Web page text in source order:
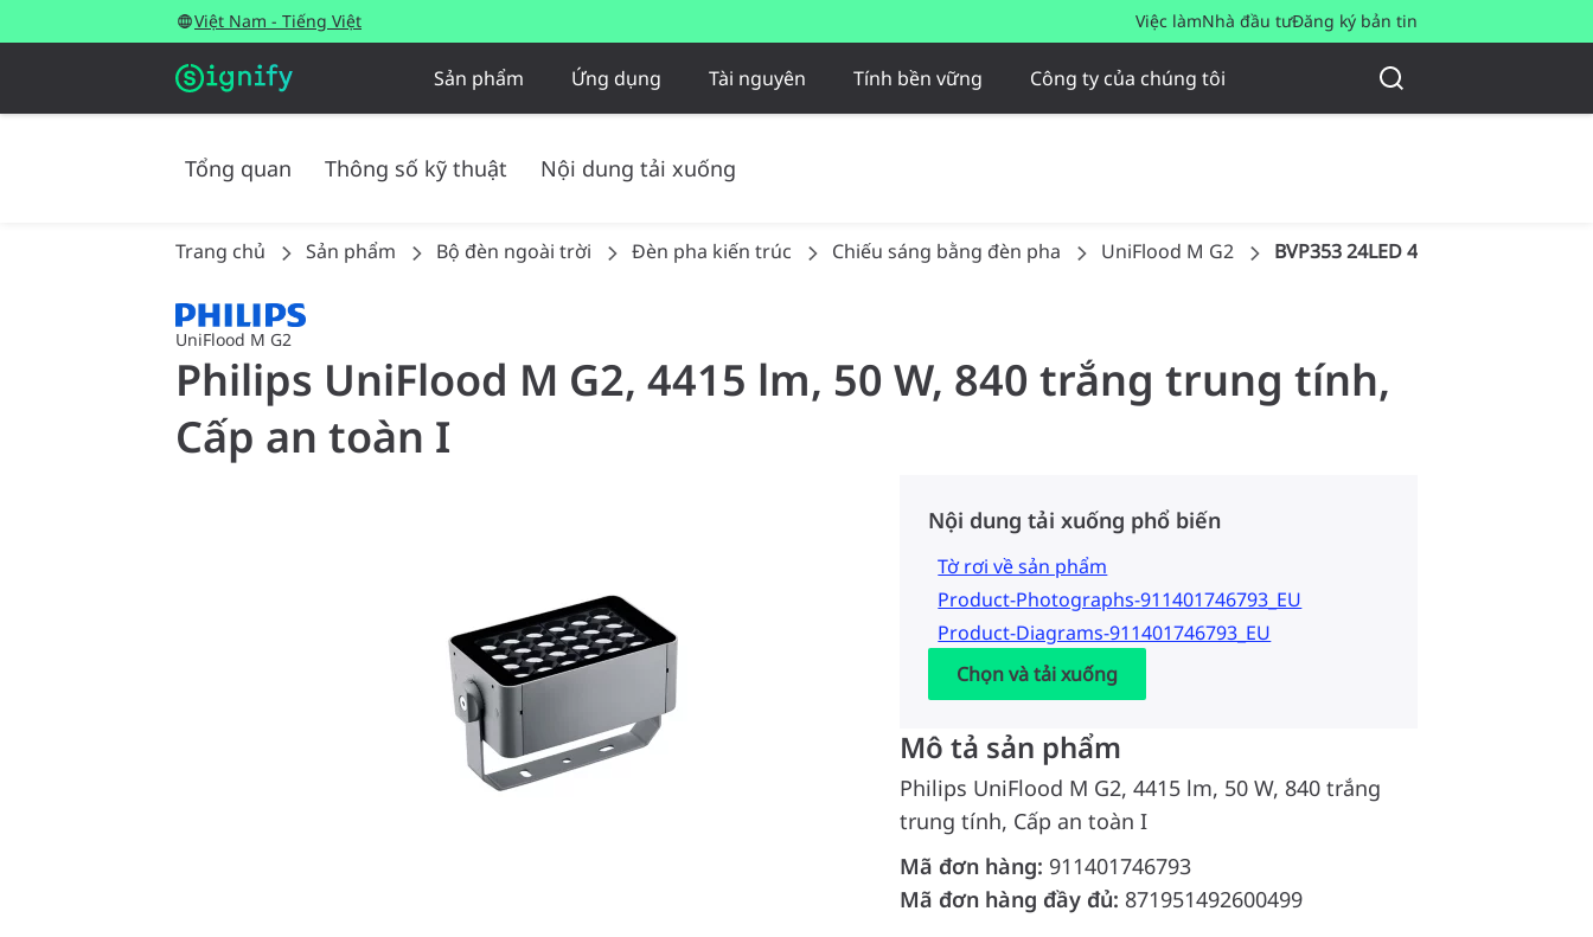
Việt Nam - Tiếng Việt Việc làmNhà đầu tưĐăng ký bản tin
Sản phẩm Ứng dụng Tài nguyên Tính bền vững Công ty của chúng tôi
Tổng quan Thông số kỹ thuật Nội dung tải xuống
Trang chủ Sản phẩm Bộ đèn ngoài trời Đèn pha kiến trúc Chiếu sáng bằng đèn pha UniFlood M G2 BVP353 24LED 40K 220V L24 45
UniFlood M G2
Philips UniFlood M G2, 4415 lm, 50 W, 840 trắng trung tính,
Cấp an toàn I
Nội dung tải xuống phổ biến
Tờ rơi về sản phẩm
Product-Photographs-911401746793_EU
Product-Diagrams-911401746793_EU
Chọn và tải xuống
Mô tả sản phẩm
Philips UniFlood M G2, 4415 lm, 50 W, 840 trắng
trung tính, Cấp an toàn I
Mã đơn hàng: 911401746793
Mã đơn hàng đầy đủ: 871951492600499